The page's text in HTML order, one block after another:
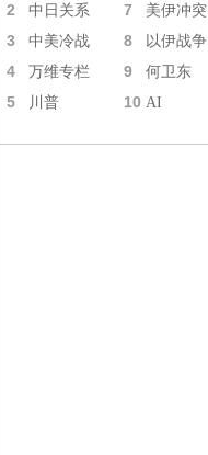
2 中日关系 7 美伊冲突
3 中美冷战 8 以伊战争
4 万维专栏 9 何卫东
5 川普 10 AI